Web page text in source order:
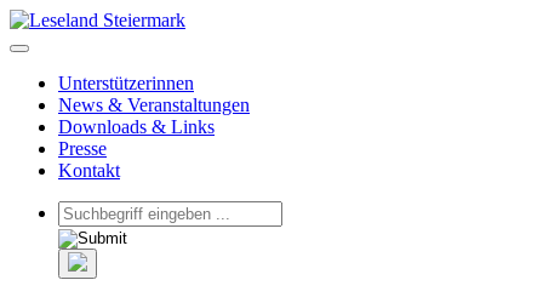
Unterstützerinnen
News & Veranstaltungen
Downloads & Links
Presse
Kontakt